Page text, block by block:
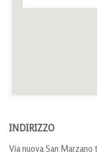
INDIRIZZO
Via nuova San Marzano